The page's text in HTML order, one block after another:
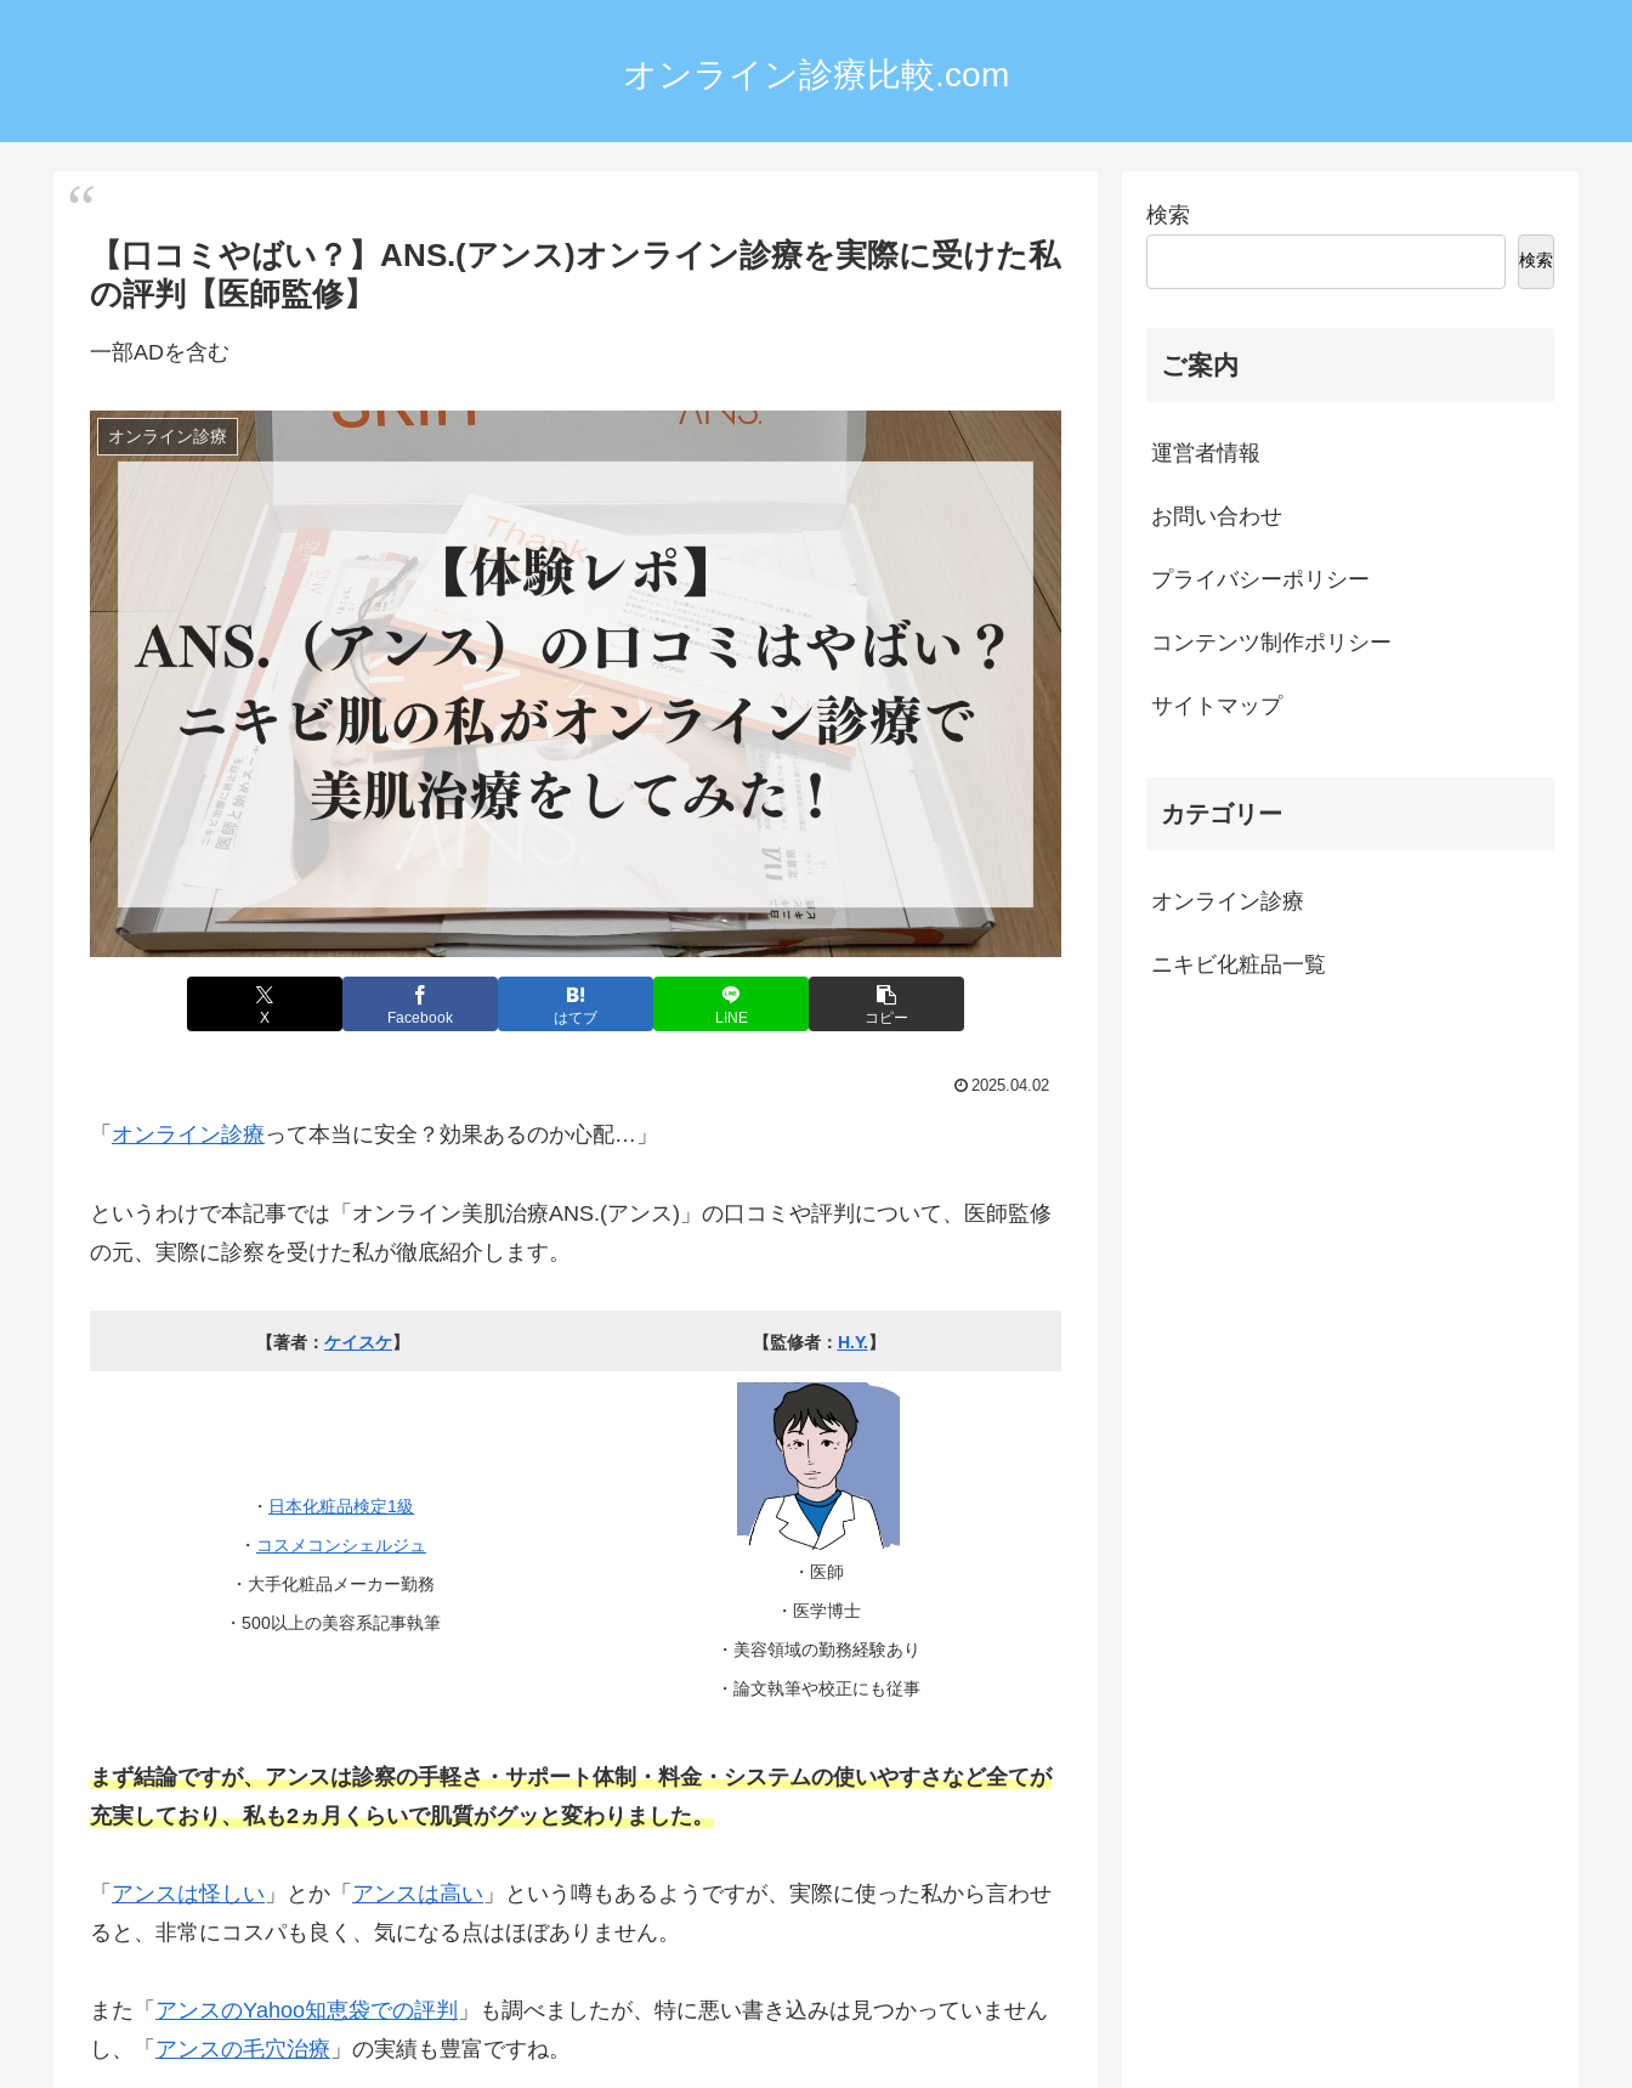
オンライン診療比較.com
【口コミやばい？】ANS.(アンス)オンライン診療を実際に受けた私
の評判【医師監修】
一部ADを含む
オンライン診療
X Facebook はてブ LINE コピー
2025.04.02
「 オンライン診療って本当に安全？効果あるのか心配…」
というわけで本記事では「オンライン美肌治療ANS.(アンス)」の口コミや評判について、医師監修
の元、実際に診察を受けた私が徹底紹介します。
【著者： ケイスケ】 【監修者： H.Y.】
・ 日本化粧品検定1級
・ コスメコンシェルジュ
・大手化粧品メーカー勤務
・500以上の美容系記事執筆
・医師
・医学博士
・美容領域の勤務経験あり
・論文執筆や校正にも従事
まず結論ですが、アンスは診察の手軽さ・サポート体制・料金・システムの使いやすさなど全てが
充実しており、私も2ヵ月くらいで肌質がグッと変わりました。
「 アンスは怪しい 」とか「 アンスは高い 」という噂もあるようですが、実際に使った私から言わせ
ると、非常にコスパも良く、気になる点はほぼありません。
また「 アンスのYahoo知恵袋での評判 」も調べましたが、特に悪い書き込みは見つかっていません
し、「 アンスの毛穴治療 」の実績も豊富ですね。
検索
検索
ご案内
運営者情報
お問い合わせ
プライバシーポリシー
コンテンツ制作ポリシー
サイトマップ
カテゴリー
オンライン診療
ニキビ化粧品一覧